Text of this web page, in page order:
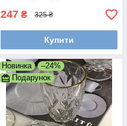
247 ₴ 325 ₴
Купити
Новинка
–24%
Подарунок